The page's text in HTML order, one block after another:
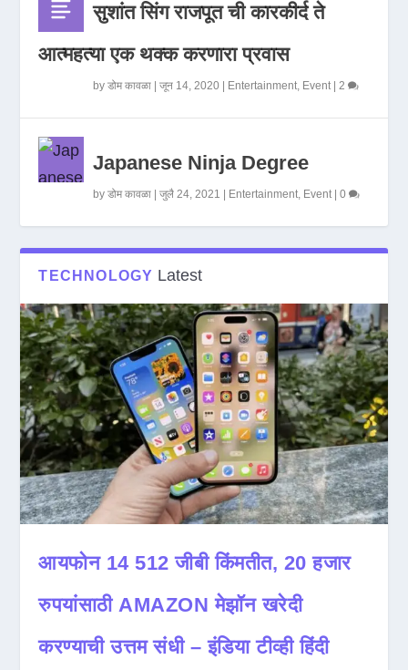
सुशांत सिंग राजपूत ची कारकीर्द ते
आत्महत्या एक थक्क करणारा प्रवास
byडोम कावळा |जून 14, 2020 Entertainment, Event|2
Japanese Ninja Degree
byडोम कावळा |जुलै 24, 2021 Entertainment, Event|0
TECHNOLOGY Latest
आयफोन 14 512 जीबी किंमतीत, 20 हजार
रुपयांसाठी AMAZON मेझॉन खरेदी
करण्याची उत्तम संधी – इंडिया टीव्ही हिंदी